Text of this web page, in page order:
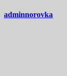
adminnorovka